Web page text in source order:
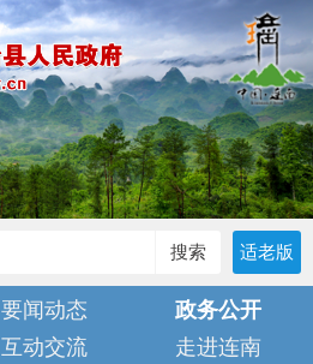
搜索 适老版
要闻动态
政务公开
互动交流 走进连南